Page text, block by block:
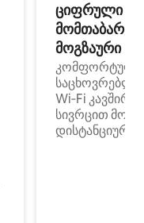
ციფრული
მოგზაური
კომფორტული
Wi‑Fi
სივრცით
დისტანციური